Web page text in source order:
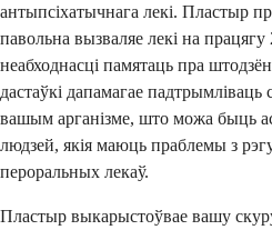
антыпсіхатычнага лекі. Пластыр
павольна вызваляе лекі на
неабходнасці памятаць пра
дастаўкі дапамагае падтрымліваць
вашым арганізме, што можа быць
людзей, якія маюць праблемы з
пероральных лекаў.
Пластыр выкарыстоўвае вашу